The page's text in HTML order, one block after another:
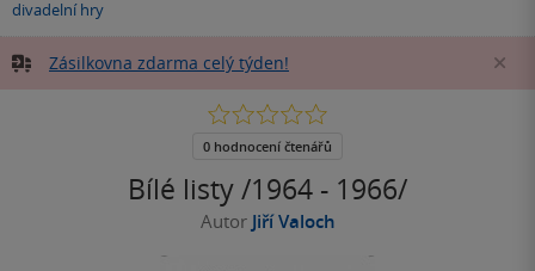
se
divadelní hry
Zásilkovna zdarma celý týden!
Bílé listy /1964 - 1966/
Autor Jiří Valoch
0.0
5
0 hodnocení čtenářů